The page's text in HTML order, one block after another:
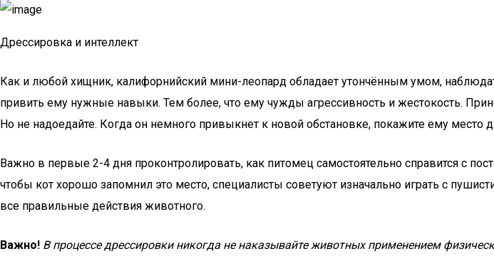
Дрессировка и интеллект
Как и любой хищник, калифорнийский мини-леопард обладает утончённым умом,
привить ему нужные навыки. Тем более, что ему чужды агрессивность и жестокость.
Но не надоедайте. Когда он немного привыкнет к новой обстановке, покажите ему место
Важно в первые 2-4 дня проконтролировать, как питомец самостоятельно справится с
чтобы кот хорошо запомнил это место, специалисты советуют изначально играть с
все правильные действия животного.
Важно! В процессе дрессировки никогда не наказывайте животных применением